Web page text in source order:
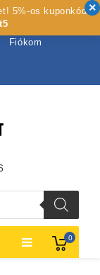
Fiókom
0
5%-os kuponkód